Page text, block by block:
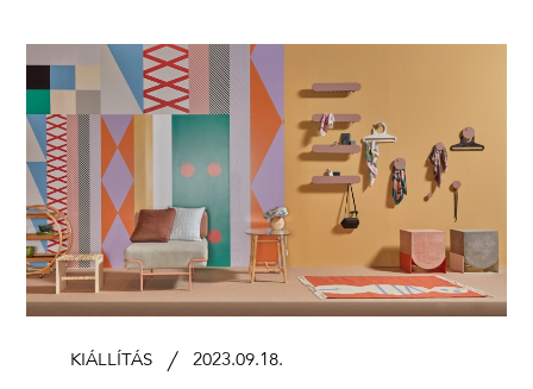
KIÁLLÍTÁS 2023.09.18.